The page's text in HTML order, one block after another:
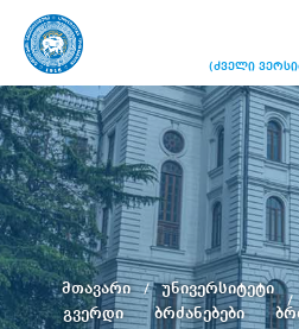
(ძველი
მთავარი უნივერსიტეტი
გვერდი
ბრძანებები